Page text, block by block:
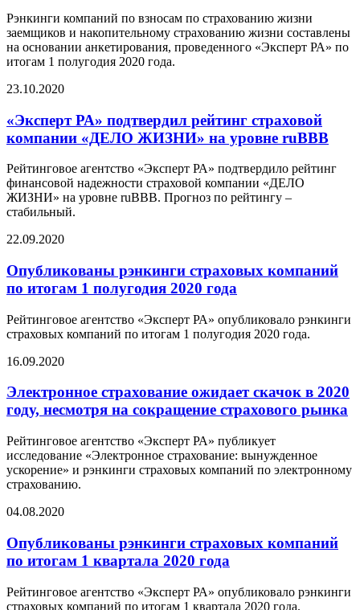
Рэнкинги компаний по взносам по страхованию жизни
заемщиков и накопительному страхованию жизни составлены
на основании анкетирования, проведенного «Эксперт РА» по
итогам 1 полугодия 2020 года.
23.10.2020
«Эксперт РА» подтвердил рейтинг страховой
компании «ДЕЛО ЖИЗНИ» на уровне ruBBB
Рейтинговое агентство «Эксперт РА» подтвердило рейтинг
финансовой надежности страховой компании «ДЕЛО
ЖИЗНИ» на уровне ruBBB. Прогноз по рейтингу –
стабильный.
22.09.2020
Опубликованы рэнкинги страховых компаний
по итогам 1 полугодия 2020 года
Рейтинговое агентство «Эксперт РА» опубликовало рэнкинги
страховых компаний по итогам 1 полугодия 2020 года.
16.09.2020
Электронное страхование ожидает скачок в 2020
году, несмотря на сокращение страхового рынка
Рейтинговое агентство «Эксперт РА» публикует
исследование «Электронное страхование: вынужденное
ускорение» и рэнкинги страховых компаний по электронному
страхованию.
04.08.2020
Опубликованы рэнкинги страховых компаний
по итогам 1 квартала 2020 года
Рейтинговое агентство «Эксперт РА» опубликовало рэнкинги
страховых компаний по итогам 1 квартала 2020 года.